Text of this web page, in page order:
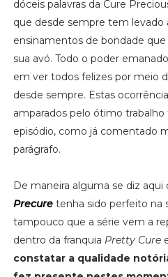
dóceis palavras da Cure
que desde sempre tem levado
ensinamentos de bondade
sua avó. Todo o poder
em ver todos felizes por meio
desde sempre. Estas
amparados pelo ótimo
episódio, como já comentado
parágrafo.
De maneira alguma se diz aqui
Precuretenha sido perfeito na
tampouco que a série vem a
dentro da franquia Pretty Cure
constatar a qualidade